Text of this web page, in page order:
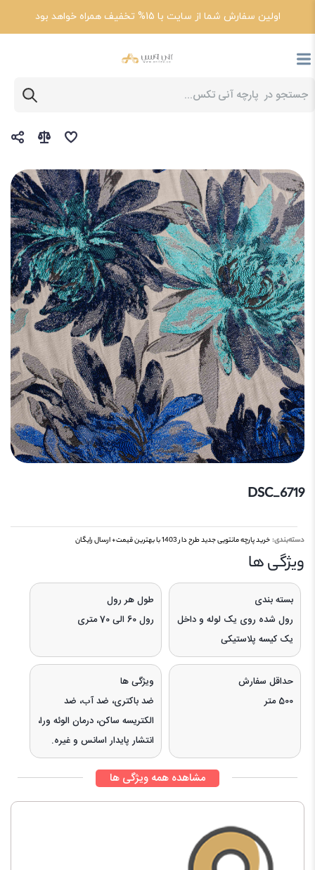
اولین سفارش شما از سایت با 15% تخفیف همراه خواهد بود
پارچه آنی تکس خرید پارچه مانتویی جدید طرح دار 1403 با بهترین قیمت+ ارسال رایگان
DSC_6719
دسته‌بندی:خرید پارچه مانتویی جدید طرح دار 1403 با بهترین قیمت+ ارسال رایگان
ویژگی‌ ها
بسته بندی
رول شده روی یک لوله و داخل
یک کیسه پلاستیکی
طول هر رول
رول 60 الی 70 متری
حداقل سفارش
500 متر
ویژگی ها
ضد باکتری، ضد آب، ضد
الکتریسه ساکن، درمان الوئه ورا،
انتشار پایدار اسانس و غیره.
مشاهده همه ویژگی ها